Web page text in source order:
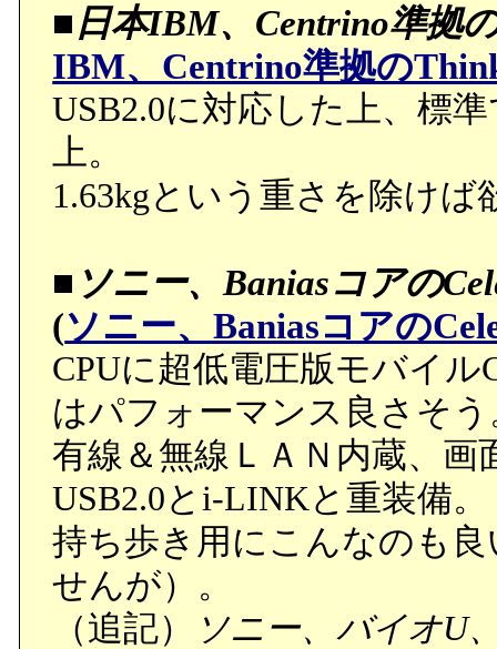
■日本IBM、Centrino準拠
IBM、Centrino準拠の
USB2.0に対応した上、標
上。
1.63kgという重さを除け
■ ソニー、Baniasコアの
(ソニー、Baniasコアの
CPUに超低電圧版モバイル
はパフォーマンス良さそう
有線＆無線ＬＡＮ内蔵、
USB2.0とi-LINKと重装備。
持ち歩き用にこんなのも
せんが）。
（追記）
ソニー、バイオU